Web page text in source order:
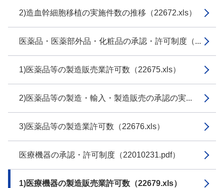
2)造血幹細胞移植の実施件数の推移（22672.xls）
医薬品・医薬部外品・化粧品の承認・許可制度（...
1)医薬品等の製造販売業許可数（22675.xls）
2)医薬品等の製造・輸入・製造販売の承認の実...
3)医薬品等の製造業許可数（22676.xls）
医療機器の承認・許可制度（22010231.pdf）
1)医療機器の製造販売業許可数（22679.xls）